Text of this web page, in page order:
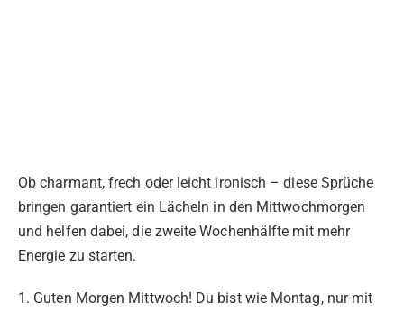
Ob charmant, frech oder leicht ironisch – diese Sprüche
bringen garantiert ein Lächeln in den Mittwochmorgen
und helfen dabei, die zweite Wochenhälfte mit mehr
Energie zu starten.
1. Guten Morgen Mittwoch! Du bist wie Montag, nur mit